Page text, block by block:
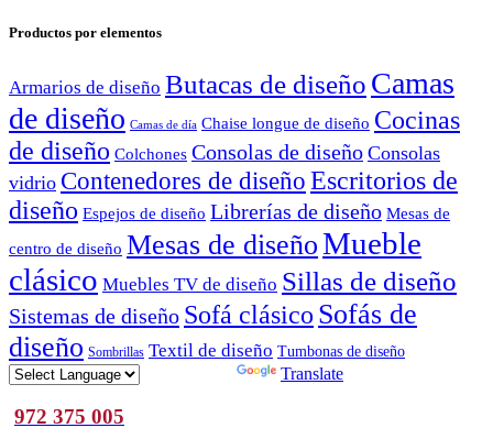
Productos por elementos
Armarios de diseño Butacas de diseño Camas
de diseño Camas de día Chaise longue de diseño Cocinas
de diseño Colchones Consolas de diseño Consolas
vidrio Contenedores de diseño Escritorios de
diseño Espejos de diseño Librerías de diseño Mesas de
centro de diseño Mesas de diseñoMueble
clásico Muebles TV de diseño Sillas de diseño
Sistemas de diseño Sofá clásico Sofás de
diseño Sombrillas Textil de diseño Tumbonas de diseño
Translate
972 375 005